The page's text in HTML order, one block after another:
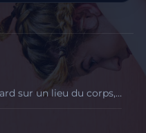
sur un lieu du corps,…